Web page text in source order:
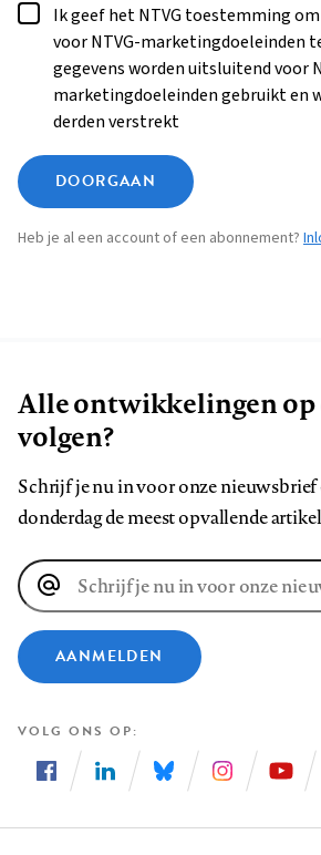
Ik geef het NTVG toestemming
voor NTVG-marketingdoeleinden
gegevens worden uitsluitend voor
marketingdoeleinden gebruikt en
derden verstrekt
DOORGAAN
Heb je al een account of een abonnement?
Alle ontwikkelingen op
volgen?
Schrijf je nu in voor onze nieuwsbrief
donderdag de meest opvallende
E-
mailadres
AANMELDEN
VOLG ONS OP
ons
ons
ons
ons
ons